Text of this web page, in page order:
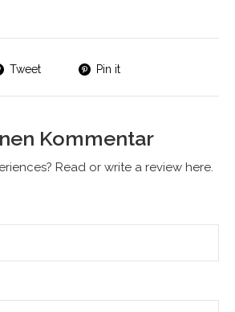
Tweet Pin it
Kommentar
Read or write a review here.